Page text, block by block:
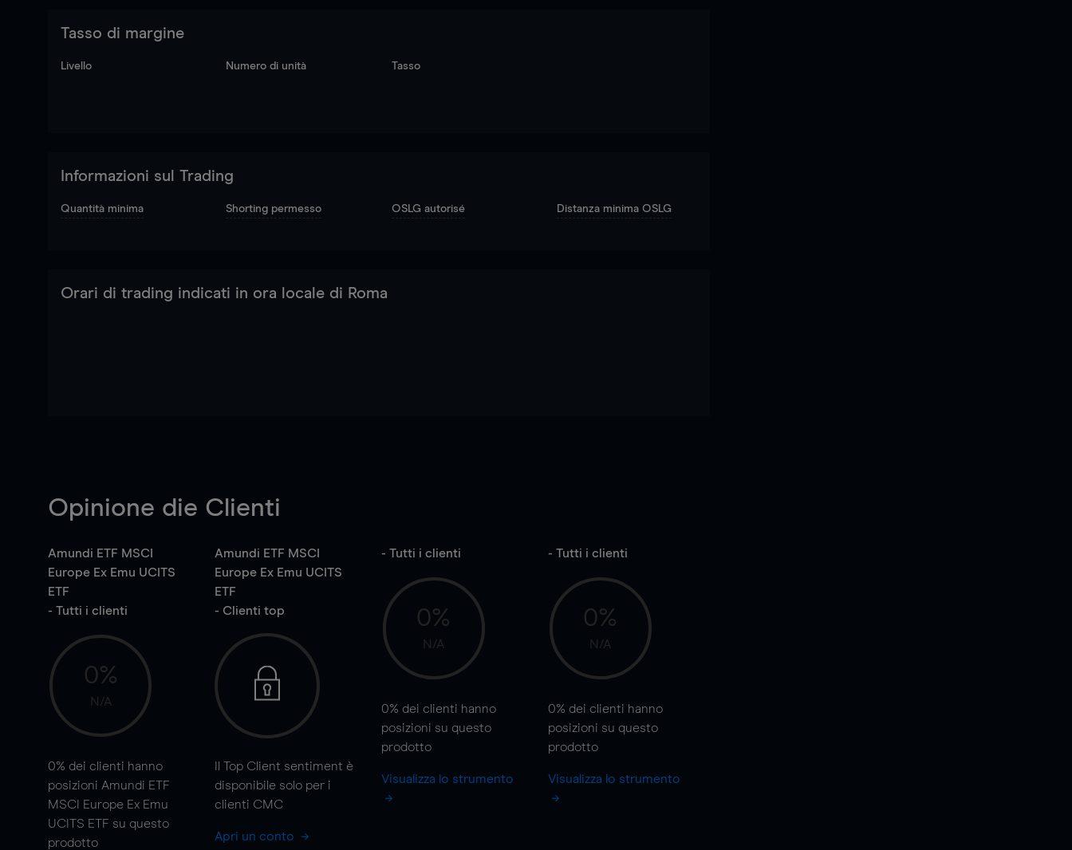
Tasso di margine
Livello Numero di unità Tasso
Informazioni sul Trading
Quantità minima Shorting permesso OSLG autorisé Distanza minima OSLG
Orari di trading indicati in ora locale di Roma
Opinione die Clienti
Amundi ETF MSCI
Europe Ex Emu UCITS
ETF
- Tutti i clienti
0%
N/A
0% dei clienti hanno
posizioni Amundi ETF
MSCI Europe Ex Emu
UCITS ETF su questo
prodotto
Amundi ETF MSCI
Europe Ex Emu UCITS
ETF
- Clienti top
Il Top Client sentiment è
disponibile solo per i
clienti CMC
Apri un conto
- Tutti i clienti
0%
N/A
0% dei clienti hanno
posizioni su questo
prodotto
Visualizza lo strumento
- Tutti i clienti
0%
N/A
0% dei clienti hanno
posizioni su questo
prodotto
Visualizza lo strumento